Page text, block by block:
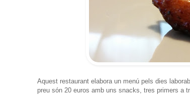
Aquest restaurant elabora un menú pels dies
preu són 20 euros amb uns snacks, tres primers a